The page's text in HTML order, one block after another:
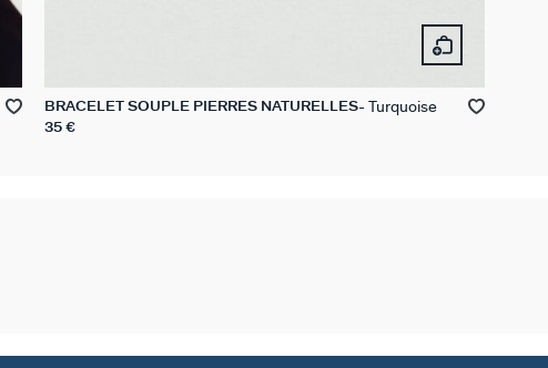
BRACELET SOUPLE PIERRES NATURELLES Turquoise
35 €